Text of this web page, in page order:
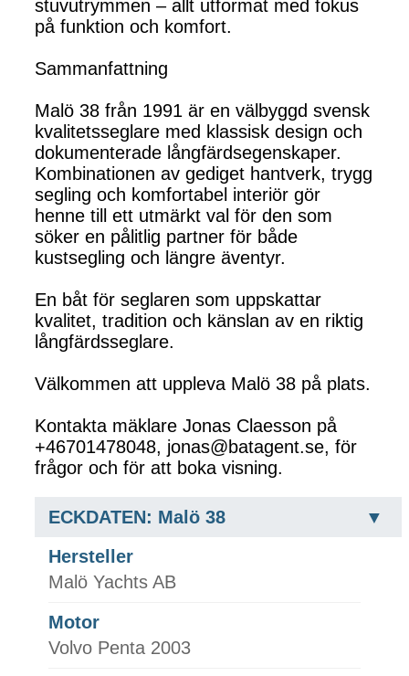
stuvutrymmen – allt utformat med fokus
på funktion och komfort.
Sammanfattning
Malö 38 från 1991 är en välbyggd svensk
kvalitetsseglare med klassisk design och
dokumenterade långfärdsegenskaper.
Kombinationen av gediget hantverk, trygg
segling och komfortabel interiör gör
henne till ett utmärkt val för den som
söker en pålitlig partner för både
kustsegling och längre äventyr.
En båt för seglaren som uppskattar
kvalitet, tradition och känslan av en riktig
långfärdsseglare.
Välkommen att uppleva Malö 38 på plats.
Kontakta mäklare Jonas Claesson på
+46701478048, jonas@batagent.se, för
frågor och för att boka visning.
ECKDATEN: Malö 38
Hersteller
Malö Yachts AB
Motor
Volvo Penta 2003